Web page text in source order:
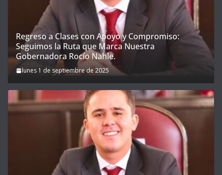
Regreso a Clases con Apoyo y Compromiso:
Seguimos la Ruta que Marca Nuestra
Gobernadora Rocío Nahle.
lunes 1 de septiembre de 2025